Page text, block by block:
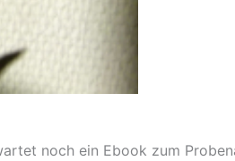
noch ein Ebook zum